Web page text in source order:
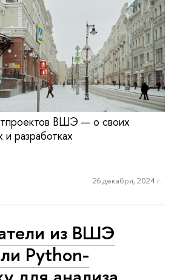
ВШЭ — о своих
и разработках
26 декабря, 2024 г.
из ВШЭ
Python-